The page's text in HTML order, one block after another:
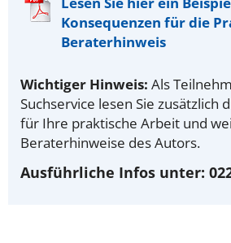
Konsequenzen für die
Beraterhinweis
Wichtiger Hinweis: Als
Suchservice lesen Sie zusätzlich
für Ihre praktische Arbeit und
Beraterhinweise des Autors.
Ausführliche Infos unter: